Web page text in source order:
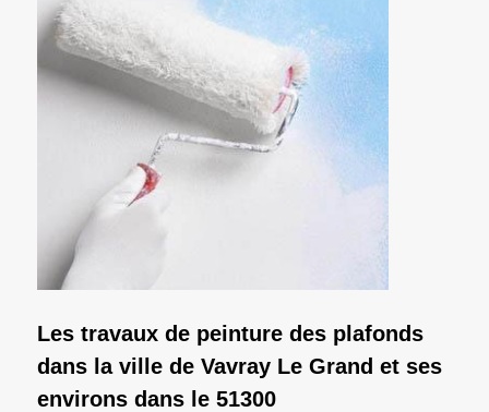
Les travaux de peinture des plafonds
dans la ville de Vavray Le Grand et ses
environs dans le 51300